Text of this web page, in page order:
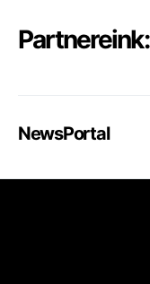
Partnereink:
NewsPortal